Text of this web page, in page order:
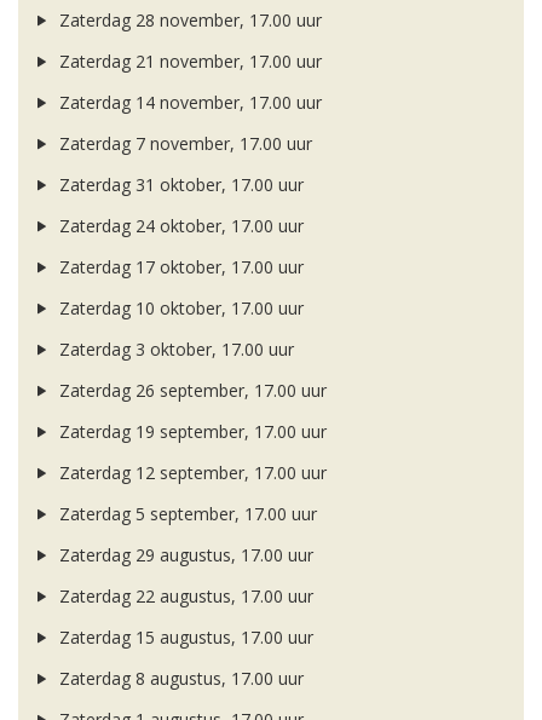
Zaterdag 28 november, 17.00 uur
Zaterdag 21 november, 17.00 uur
Zaterdag 14 november, 17.00 uur
Zaterdag 7 november, 17.00 uur
Zaterdag 31 oktober, 17.00 uur
Zaterdag 24 oktober, 17.00 uur
Zaterdag 17 oktober, 17.00 uur
Zaterdag 10 oktober, 17.00 uur
Zaterdag 3 oktober, 17.00 uur
Zaterdag 26 september, 17.00 uur
Zaterdag 19 september, 17.00 uur
Zaterdag 12 september, 17.00 uur
Zaterdag 5 september, 17.00 uur
Zaterdag 29 augustus, 17.00 uur
Zaterdag 22 augustus, 17.00 uur
Zaterdag 15 augustus, 17.00 uur
Zaterdag 8 augustus, 17.00 uur